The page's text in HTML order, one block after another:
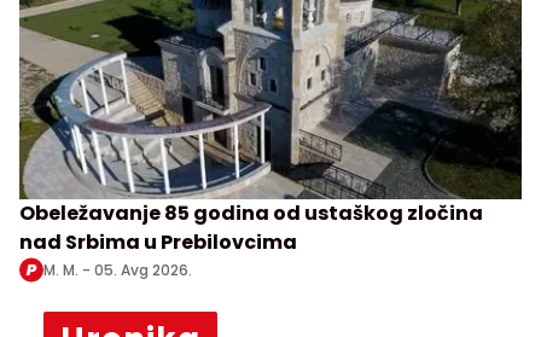
Obeležavanje 85 godina od ustaškog zločina
nad Srbima u Prebilovcima
M. M. - 05. Avg 2026.